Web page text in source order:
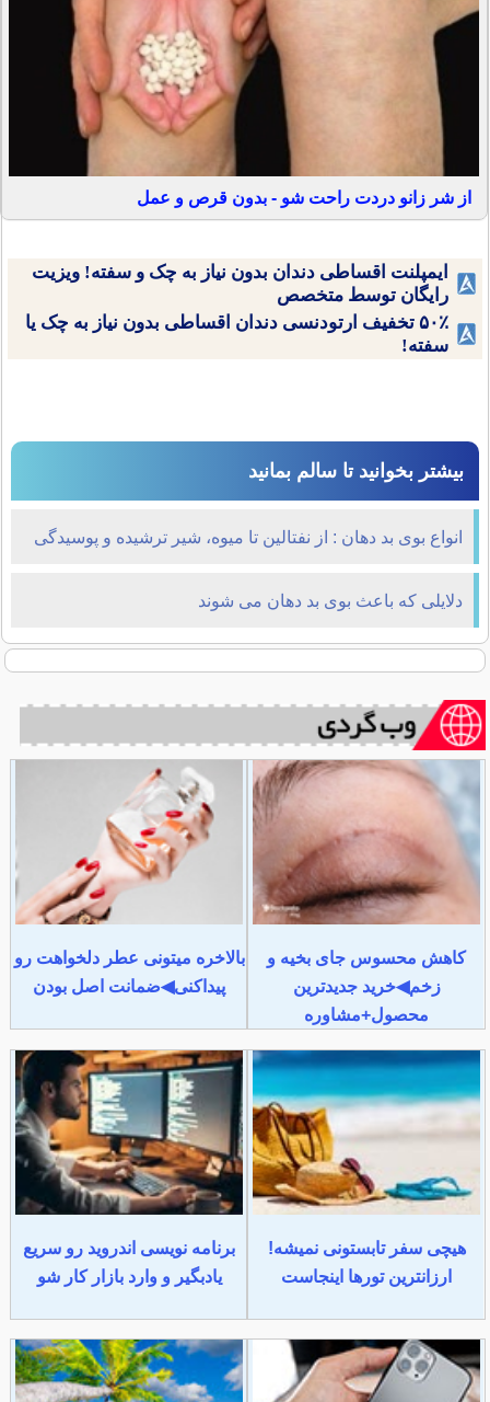
از شر زانو دردت راحت شو - بدون قرص و عمل
ایمپلنت اقساطی دندان بدون نیاز به چک و سفته! ویزیت
رایگان توسط متخصص
۵۰٪ تخفیف ارتودنسی دندان اقساطی بدون نیاز به چک یا
سفته!
بیشتر بخوانید تا سالم بمانید
انواع بوی بد دهان : از نفتالین تا میوه، شیر ترشیده و پوسیدگی
دلایلی که باعث بوی بد دهان می شوند
کاهش محسوس جای بخیه و
زخم◀خرید جدیدترین
محصول+مشاوره
بالاخره میتونی عطر دلخواهت رو
پیداکنی◀ضمانت اصل بودن
هیچی سفر تابستونی نمیشه!
ارزانترین تورها اینجاست
برنامه نویسی اندروید رو سریع
یادبگیر و وارد بازار کار شو